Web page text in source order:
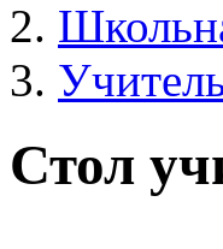
Стол